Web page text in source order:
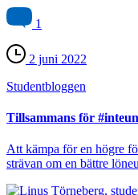
1
2 juni 2022
Student­bloggen
Tillsammans för
Att kämpa för en högre
strävan om en bättre